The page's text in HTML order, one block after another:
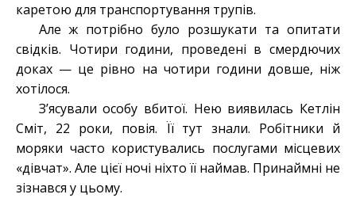
каретою для транспортування трупів.
Але ж потрібно було розшукати та опитати
свідків. Чотири години, проведені в смердючих
доках — це рівно на чотири години довше, ніж
хотілося.
З’ясували особу вбитої. Нею виявилась Кетлін
Сміт, 22 роки, повія. Її тут знали. Робітники й
моряки часто користувались послугами місцевих
«дівчат». Але цієї ночі ніхто її наймав. Принаймні не
зізнався у цьому.